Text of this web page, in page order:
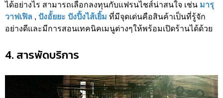
ได้อย่างไร สามารถเลือกลงทุนกับแฟรนไชส์น่าสนใจ เช่น มารุ
วาฟเฟิล , ปังอั้ยยะ ปังปิ้งไส้เยิ้ม ที่มีจุดเด่นคือสินค้าเป็นที่รู้จัก
อย่างดีและมีการสอนเทคนิคเมนูต่างๆให้พร้อมเปิดร้านได้ด้วย
4. สารพัดบริการ